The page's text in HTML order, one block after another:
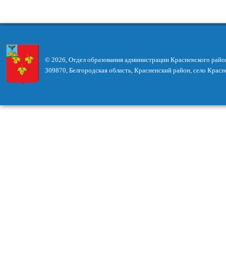
© 2026, Отдел образования администрации Красненского
309870, Белгородская область, Красненский район, село